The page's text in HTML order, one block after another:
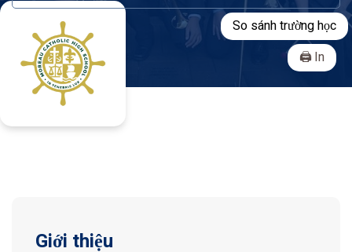
So sánh trường học
In
Giới thiệu